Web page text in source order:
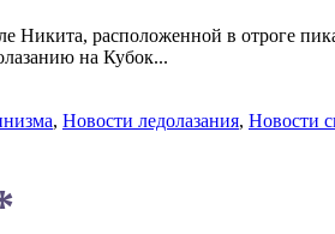
Никита, расположенной в отроге
на Кубок...
, Новости ледолазания, Новости